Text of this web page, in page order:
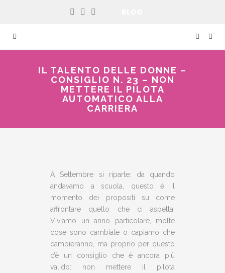
IL TALENTO DELLE DONNE –
CONSIGLIO N. 23 – NON
METTERE IL PILOTA
AUTOMATICO ALLA
CARRIERA
A Settembre si riparte: da quando
andavamo a scuola, questo è il
momento dei propositi su come
affrontare quello che ci aspetta.
Viviamo un anno particolare, molte
cose sono cambiate o capiamo che
cambieranno, ma proprio per questo
c’è un consiglio che è ancora più
valido: non mettere il pilota